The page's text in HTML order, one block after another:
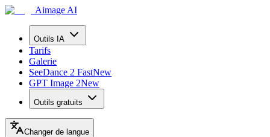
Aimage AI
Outils IA
Tarifs
Galerie
SeeDance 2 FastNew
GPT Image 2New
Outils gratuits
Changer de langue